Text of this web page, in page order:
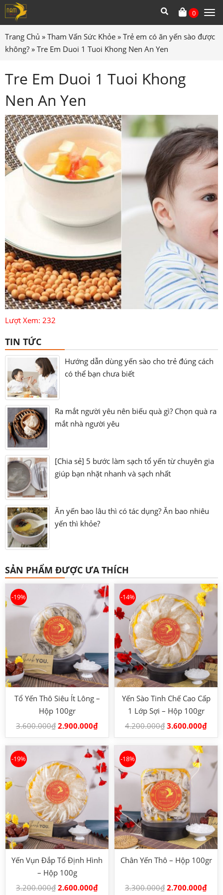
0
Trang Chủ » Tham Vấn Sức Khỏe » Trẻ em có ăn yến sào được
không? » Tre Em Duoi 1 Tuoi Khong Nen An Yen
Tre Em Duoi 1 Tuoi Khong
Nen An Yen
Lượt Xem: 232
TIN TỨC
Hướng dẫn dùng yến sào cho trẻ đúng cách
có thể bạn chưa biết
Ra mắt người yêu nên biếu quà gì? Chọn quà ra
mắt nhà người yêu
[Chia sẻ] 5 bước làm sạch tổ yến từ chuyên gia
giúp bạn nhặt nhanh và sạch nhất
Ăn yến bao lâu thì có tác dụng? Ăn bao nhiêu
yến thì khỏe?
SẢN PHẨM ĐƯỢC ƯA THÍCH
-19%
Tổ Yến Thô Siêu Ít Lông –
Hộp 100gr
3.600.000₫ 2.900.000₫
-14%
Yến Sào Tinh Chế Cao Cấp
1 Lớp Sợi – Hộp 100gr
4.200.000₫ 3.600.000₫
-19%
Yến Vụn Đắp Tổ Định Hình
– Hộp 100g
3.200.000₫ 2.600.000₫
-18%
Chân Yến Thô – Hộp 100gr
3.300.000₫ 2.700.000₫